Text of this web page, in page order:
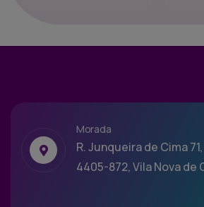
Morada
R. Junqueira de Cima 71,
4405-872, Vila Nova de